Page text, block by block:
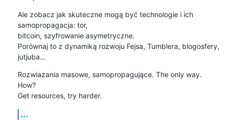
Ale zobacz jak skuteczne mogą być technologie i ich
samopropagacja: tor,
bitcoin, szyfrowanie asymetryczne.
Porównaj to z dynamiką rozwoju Fejsa, Tumblera, blogosfery,
jutjuba...
Rozwiazania masowe, samopropagujące. The only way.
How?
Get resources, try harder.
...